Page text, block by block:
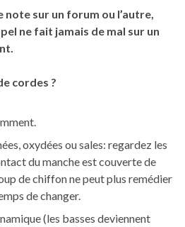
note sur un forum ou l’autre,
ne fait jamais de mal sur un
cordes ?
oxydées ou sales: regardez les
du manche est couverte de
de chiffon ne peut plus remédier
de changer.
(les basses deviennent